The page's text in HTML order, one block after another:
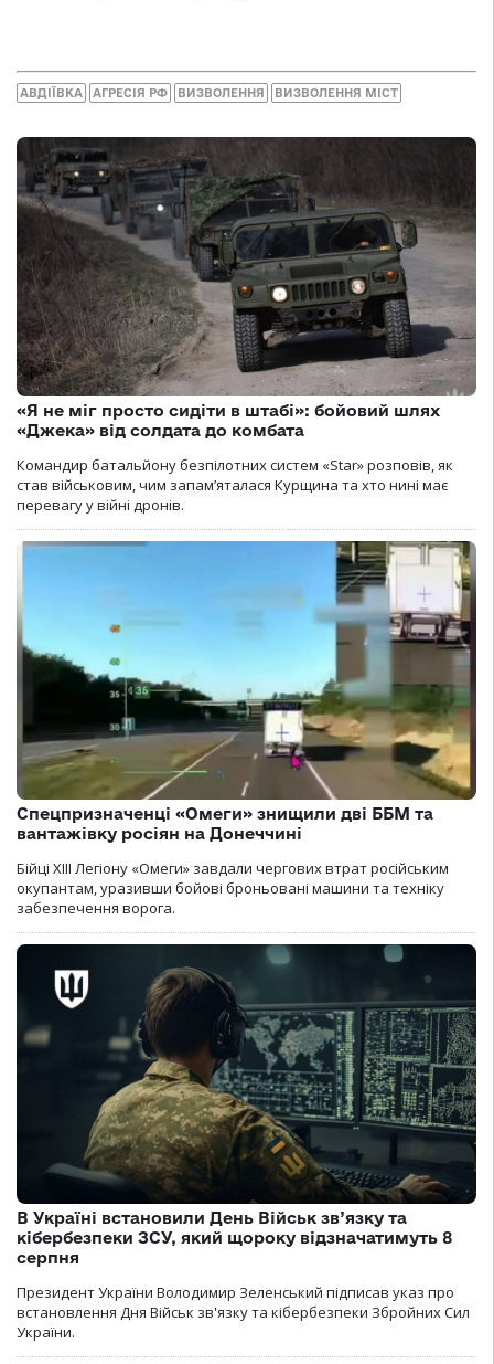
АВДІЇВКА АГРЕСІЯ РФ ВИЗВОЛЕННЯ ВИЗВОЛЕННЯ МІСТ
«Я не міг просто сидіти в штабі»: бойовий шлях
«Джека» від солдата до комбата
Командир батальйону безпілотних систем «Star» розповів, як
став військовим, чим запам’яталася Курщина та хто нині має
перевагу у війні дронів.
Спецпризначенці «Омеги» знищили дві ББМ та
вантажівку росіян на Донеччині
Бійці ХІІІ Легіону «Омеги» завдали чергових втрат російським
окупантам, уразивши бойові броньовані машини та техніку
забезпечення ворога.
В Україні встановили День Військ зв’язку та
кібербезпеки ЗСУ, який щороку відзначатимуть 8
серпня
Президент України Володимир Зеленський підписав указ про
встановлення Дня Військ зв'язку та кібербезпеки Збройних Сил
України.